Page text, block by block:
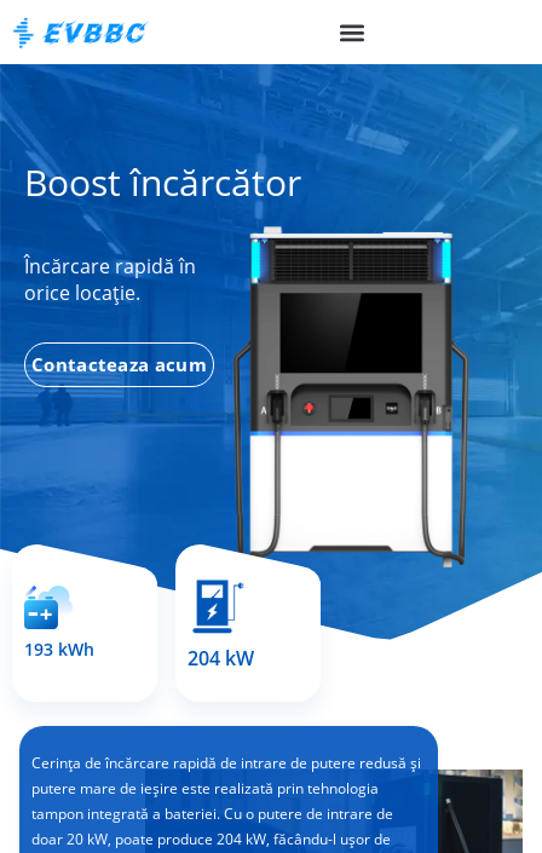
Boost încărcător
Încărcare rapidă în
orice locație.
Contacteaza acum
193 kWh 204 kW
Cerința de încărcare rapidă de intrare de putere redusă și
putere mare de ieșire este realizată prin tehnologia
tampon integrată a bateriei. Cu o putere de intrare de
doar 20 kW, poate produce 204 kW, făcându-l ușor de